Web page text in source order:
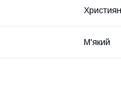
М'який